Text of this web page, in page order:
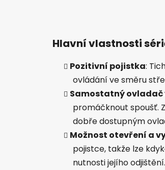
Hlavní vlastnosti
Pozitivní pojistka:
ovládání ve směru
Samostatný
promáčknout spoušť.
dobře dostupným
Možnost otevření a
pojistce, takže lze
nutnosti jejího odjištění.